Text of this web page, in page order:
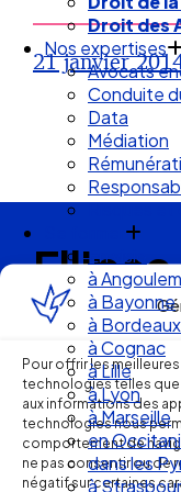
Pour offrir les
technologies telles
aux informations des
technologies nous
comportement de
ne pas consentir ou de
négatif sur certaines
Droit des
Nos expertises
Avocats
Conduite
Data
Médiation
Risques et
En visio
à
à Bayonne
à Bordeaux
à Cognac
à Lille
à Lyon
à Marseille
en
dans les
à
21 janvier
de